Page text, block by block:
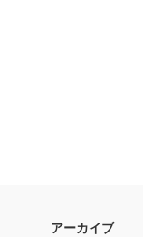
アーカイブ